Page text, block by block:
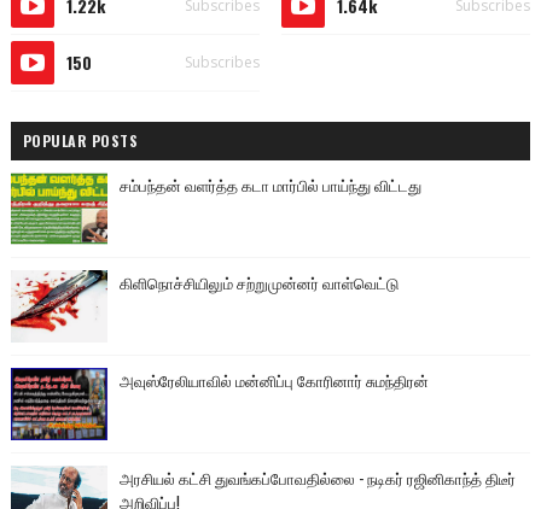
1.22k Subscribes 1.64k Subscribes
150 Subscribes
POPULAR POSTS
சம்பந்தன் வளர்த்த கடா மார்பில் பாய்ந்து விட்டது
கிளிநொச்சியிலும் சற்றுமுன்னர் வாள்வெட்டு
அவுஸ்ரேலியாவில் மன்னிப்பு கோரினார் சுமந்திரன்
அரசியல் கட்சி துவங்கப்போவதில்லை - நடிகர் ரஜினிகாந்த் திடீர்
அறிவிப்பு!